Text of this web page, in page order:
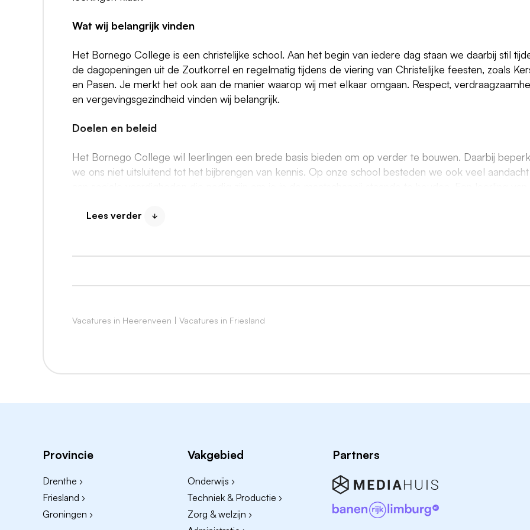
Wat wij belangrijk vinden
Het Bornego College is een christelijke school. Aan het begin van iedere dag staan we daarbij stil
de dagopeningen uit de Zoutkorrel en regelmatig tijdens de viering van Christelijke feesten, zoals
en Pasen. Je merkt het ook aan de manier waarop wij met elkaar omgaan. Respect,
en vergevingsgezindheid vinden wij belangrijk.
Doelen en beleid
Het Bornego College wil leerlingen een brede basis bieden om op verder te bouwen. Daarbij
we ons niet uitsluitend tot het bijbrengen van kennis. Op onze school besteden we ook veel aandacht
vaardigheden.
Lees verder
Vacatures in Heerenveen | Vacatures in Friesland
Provincie
Drenthe ›
Friesland ›
Groningen ›
Vakgebied
Onderwijs ›
Techniek & Productie ›
Zorg & welzijn ›
Partners